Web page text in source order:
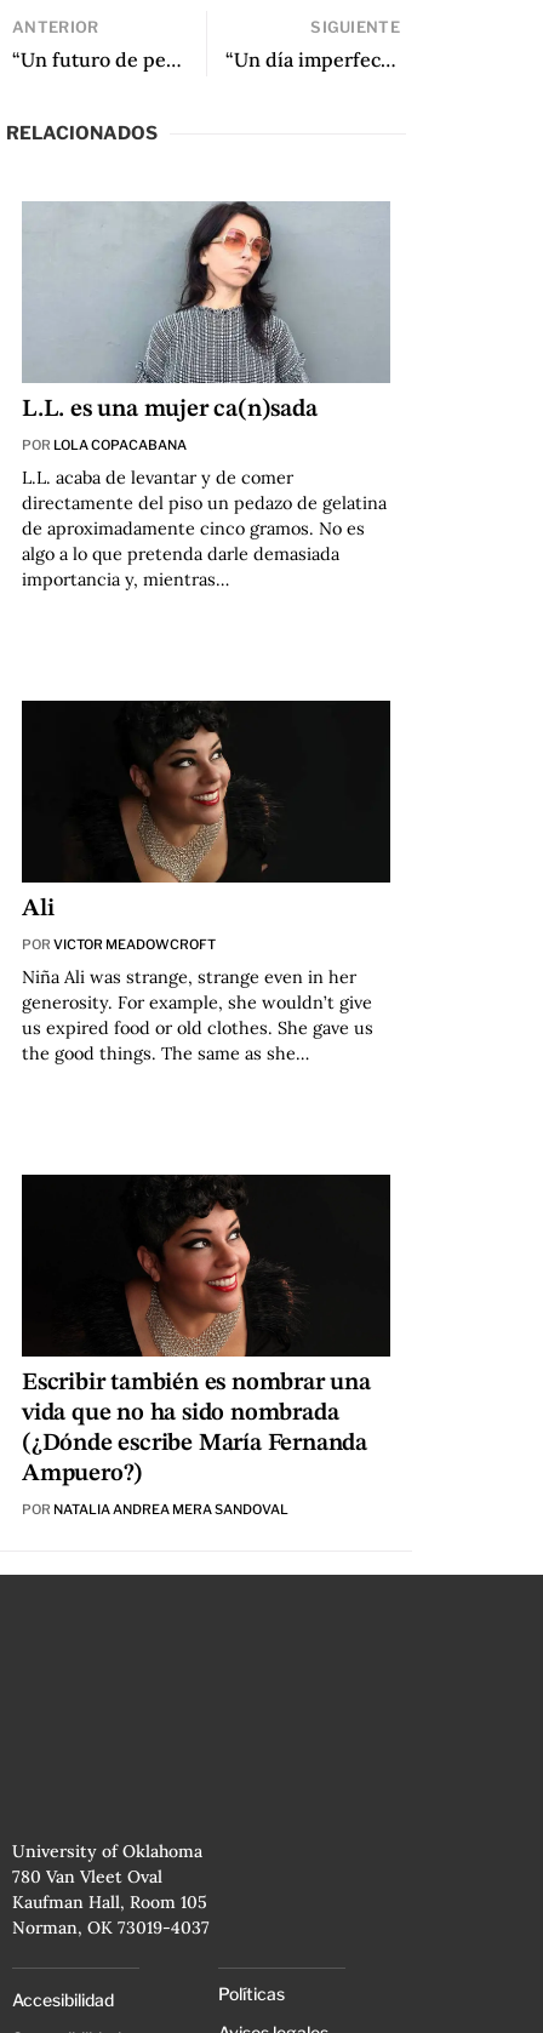
ANTERIOR
“Un futuro de pelos: Literatura y cómic en Altopía” de Gabriel Guzmán Camacho
SIGUIENTE
“Un día imperfecto” de Giovanna Rivero
RELACIONADOS
L.L. es una mujer ca(n)sada
POR LOLA COPACABANA
L.L. acaba de levantar y de comer
directamente del piso un pedazo de gelatina
de aproximadamente cinco gramos. No es
algo a lo que pretenda darle demasiada
importancia y, mientras…
Ali
POR VICTOR MEADOWCROFT
Niña Ali was strange, strange even in her
generosity. For example, she wouldn’t give
us expired food or old clothes. She gave us
the good things. The same as she…
Escribir también es nombrar una
vida que no ha sido nombrada
(¿Dónde escribe María Fernanda
Ampuero?)
POR NATALIA ANDREA MERA SANDOVAL
University of Oklahoma
780 Van Vleet Oval
Kaufman Hall, Room 105
Norman, OK 73019-4037
Accesibilidad
Políticas